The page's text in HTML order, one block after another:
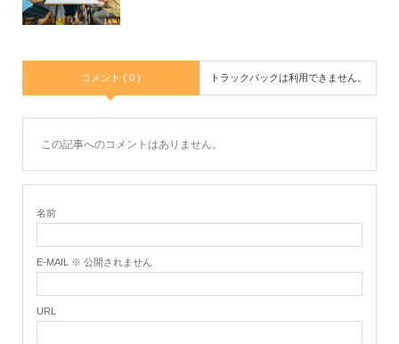
コメント ( 0 ) トラックバックは利用できません。
この記事へのコメントはありません。
名前
E-MAIL ※ 公開されません
URL